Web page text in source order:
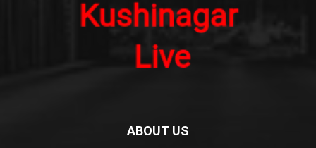
ABOUT US